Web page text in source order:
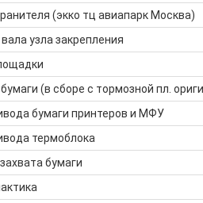
(экко тц авиапарк Москва)
узла закрепления
(в сборе с тормозной пл.
бумаги принтеров и МФУ
термоблока
бумаги